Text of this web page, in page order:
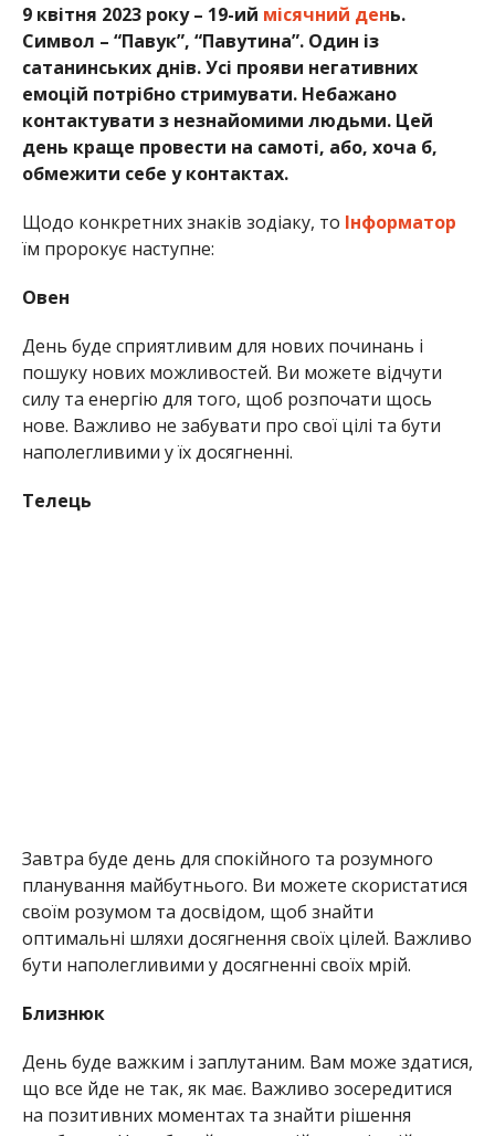
9 квітня 2023 року – 19-ий місячний день.
Символ – “Павук”, “Павутина”. Один із
сатанинських днів. Усі прояви негативних
емоцій потрібно стримувати. Небажано
контактувати з незнайомими людьми. Цей
день краще провести на самоті, або, хоча б,
обмежити себе у контактах.
Щодо конкретних знаків зодіаку, то Інформатор
їм пророкує наступне:
Овен
День буде сприятливим для нових починань і
пошуку нових можливостей. Ви можете відчути
силу та енергію для того, щоб розпочати щось
нове. Важливо не забувати про свої цілі та бути
наполегливими у їх досягненні.
Телець
Завтра буде день для спокійного та розумного
планування майбутнього. Ви можете скористатися
своїм розумом та досвідом, щоб знайти
оптимальні шляхи досягнення своїх цілей. Важливо
бути наполегливими у досягненні своїх мрій.
Близнюк
День буде важким і заплутаним. Вам може здатися,
що все йде не так, як має. Важливо зосередитися
на позитивних моментах та знайти рішення